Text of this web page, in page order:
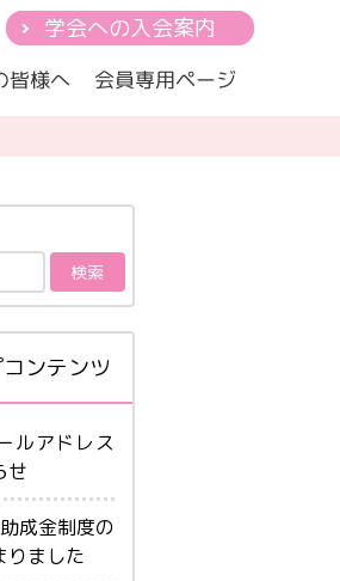
学会への入会案内
皆様へ 会員専用ページ
ンテンツ
ルアドレス
せ
成金制度の
りました